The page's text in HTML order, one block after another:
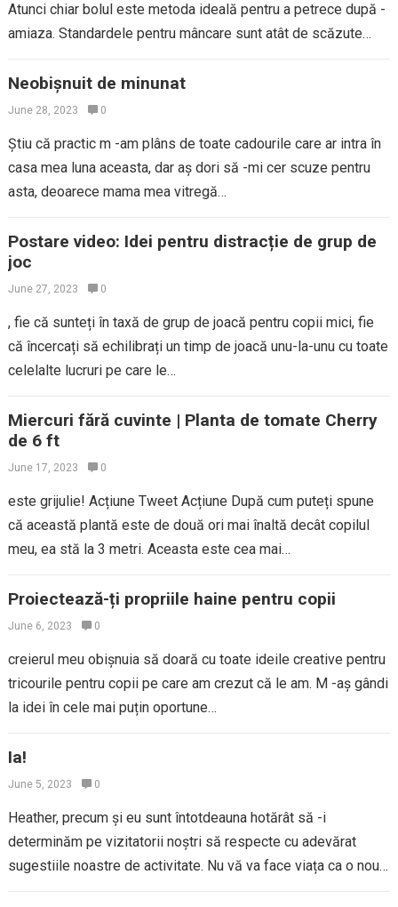
Atunci chiar bolul este metoda ideală pentru a petrece după -
amiaza. Standardele pentru mâncare sunt atât de scăzute
Neobișnuit de minunat
June 28, 2023 0
Știu că practic m -am plâns de toate cadourile care ar intra în
casa mea luna aceasta, dar aș dori să -mi cer scuze pentru
asta, deoarece mama mea vitregă…
Postare video: Idei pentru distracție de grup de
joc
June 27, 2023 0
, fie că sunteți în taxă de grup de joacă pentru copii mici, fie
că încercați să echilibrați un timp de joacă unu-la-unu cu toate
celelalte lucruri pe care le…
Miercuri fără cuvinte | Planta de tomate Cherry
de 6 ft
June 17, 2023 0
este grijulie! Acțiune Tweet Acțiune După cum puteți spune
că această plantă este de două ori mai înaltă decât copilul
meu, ea stă la 3 metri. Aceasta este cea mai…
Proiectează-ți propriile haine pentru copii
June 6, 2023 0
creierul meu obișnuia să doară cu toate ideile creative pentru
tricourile pentru copii pe care am crezut că le am. M -aș gândi
la idei în cele mai puțin oportune…
Ia!
June 5, 2023 0
Heather, precum și eu sunt întotdeauna hotărât să -i
determinăm pe vizitatorii noștri să respecte cu adevărat
sugestiile noastre de activitate. Nu vă va face viața ca o nouă